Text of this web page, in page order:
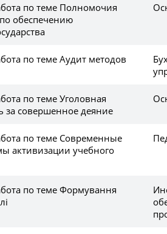
по теме Полномочия
обеспечению
по теме Аудит методов
по теме Уголовная
за совершенное деяние
по теме Современные
активизации учебного
по теме Формування